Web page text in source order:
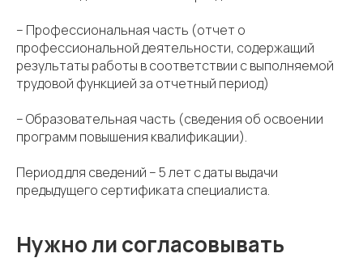
– Профессиональная часть (отчет о
профессиональной деятельности, содержащий
результаты работы в соответствии с выполняемой
трудовой функцией за отчетный период)
– Образовательная часть (сведения об освоении
программ повышения квалификации).
Период для сведений – 5 лет с даты выдачи
предыдущего сертификата специалиста.
Нужно ли согласовывать